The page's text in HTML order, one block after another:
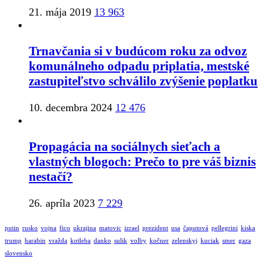
21. mája 2019 13 963
Trnavčania si v budúcom roku za odvoz
komunálneho odpadu priplatia, mestské
zastupiteľstvo schválilo zvýšenie poplatku
10. decembra 2024 12 476
Propagácia na sociálnych sieťach a
vlastných blogoch: Prečo to pre váš biznis
nestačí?
26. apríla 2023 7 229
putin rusko vojna fico ukrajina matovic izrael prezident usa čaputová pellegrini kiska
trump harabin vražda kotleba danko sulik volby kočner zelenskyj kuciak smer gaza
slovensko